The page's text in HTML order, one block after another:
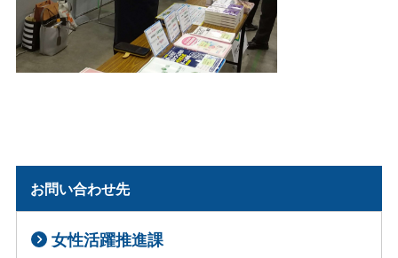
お問い合わせ先
女性活躍推進課